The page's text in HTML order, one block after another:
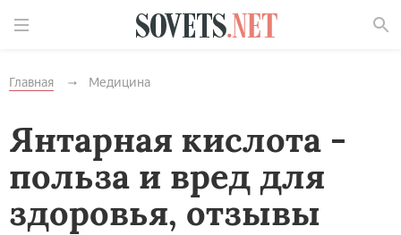
Главная Медицина
Янтарная кислота -
польза и вред для
здоровья, отзывы